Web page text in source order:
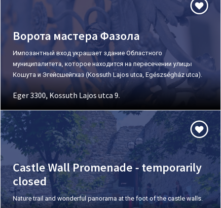
Ворота мастера Фазола
Импозантный вход украшает здание Областного
муниципалитета, которое находится на пересечении улицы
Кошута и Эгейсшейгхаз (Kossuth Lajos utca, Egészségház utca).
Eger 3300, Kossuth Lajos utca 9.
Castle Wall Promenade - temporarily
closed
Nature trail and wonderful panorama at the foot of the castle walls.